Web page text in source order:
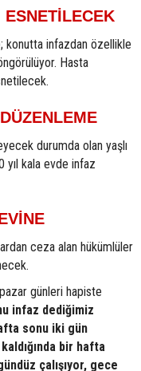
konutta infazdan özellikle
Hasta
durumda olan yaşlı
yıl kala evde infaz
ceza alan hükümlüler
günleri hapiste
infaz dediğimiz
sonu iki gün
bir hafta
çalışıyor, gece